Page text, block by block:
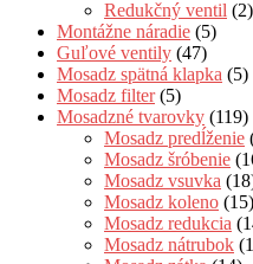
Redukčný ventil (2)
Montážne náradie (5)
Guľové ventily (47)
Mosadz spätná klapka (5)
Mosadz filter (5)
Mosadzné tvarovky (119)
Mosadz predĺženie
Mosadz šróbenie
Mosadz vsuvka
Mosadz koleno (15)
Mosadz redukcia
Mosadz nátrubok